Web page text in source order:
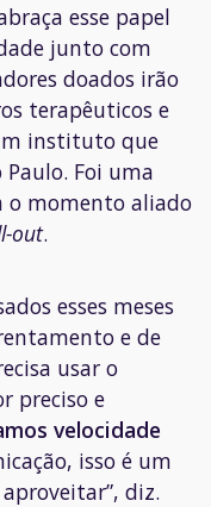
esse papel
junto com
doados irão
terapêuticos e
instituto que
Foi uma
o momento aliado
out.
esses meses
e de
usar o
preciso e
velocidade
isso é um
diz.